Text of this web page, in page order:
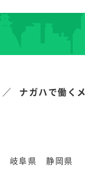
ナガハで働く
岐阜県
静岡県